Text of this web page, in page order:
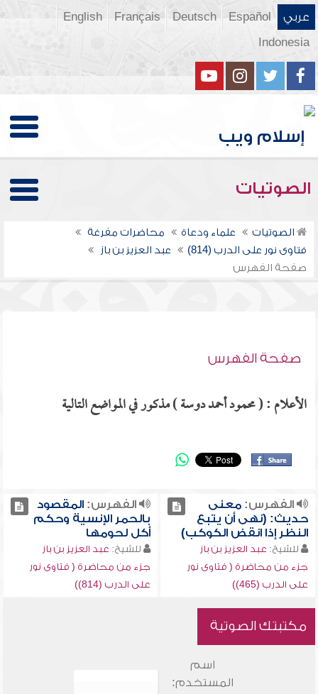
عربي Español
Deutsch
Français
English
Indonesia
الصوتيات
الصوتيات علماء ودعاة
محاضرات مفرغة
فتاوى نور على الدرب (814)
عبد العزيز بن باز
صفحة الفهرس
صفحة الفهرس
الأعلام : ( محمود أحمد دوسة ) مذكور في المواضع التالية
الفهرس:معنى
حديث: (نهى أن يتبع
النظر إذا انقض الكوكب)
للشيخ: عبد العزيز بن باز
جزء من محاضرة ( فتاوى نور
على الدرب (465))
الفهرس:المقصود
بالحمر الإنسية وحكم
أكل لحومها
للشيخ: عبد العزيز بن باز
جزء من محاضرة ( فتاوى نور
على الدرب (814))
مكتبتك الصوتية
اسم
المستخدم: